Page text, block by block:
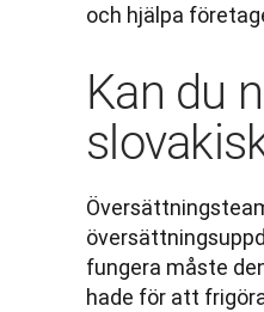
och hjälpa
Kan du
fungera måste
hade för att